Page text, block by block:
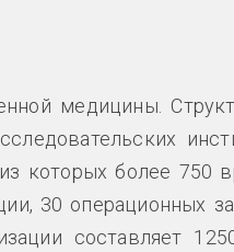
медицины.
которых более 750
30 операционных
составляет